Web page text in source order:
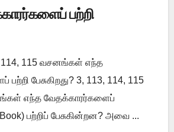
பற்றி
114, 115 வசனங்கள் எந்த
பேசுகிறது? 3, 113, 114, 115
எந்த வேதக்காரர்களைப்
பற்றிப் பேசுகின்றன? அவை ...